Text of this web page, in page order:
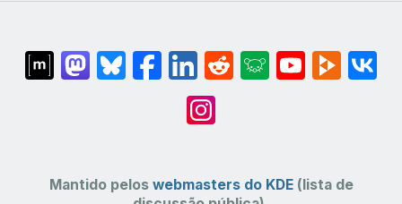
Mantido pelos webmasters do KDE(lista de